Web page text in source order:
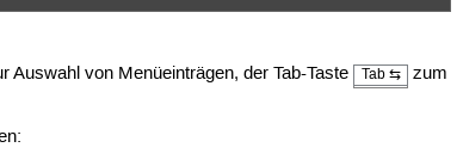
Auswahl von Menüeinträgen, der Tab-Taste Tab ⇆
zum